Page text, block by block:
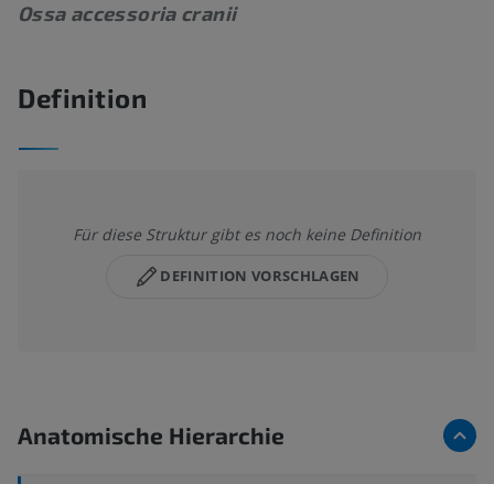
Ossa accessoria cranii
Definition
Für diese Struktur gibt es noch keine Definition
DEFINITION VORSCHLAGEN
Anatomische Hierarchie